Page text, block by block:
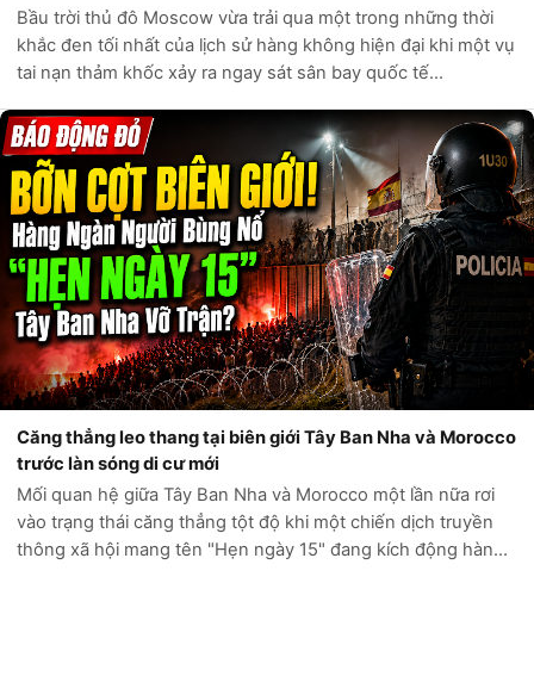
Bầu trời thủ đô Moscow vừa trải qua một trong những thời
khắc đen tối nhất của lịch sử hàng không hiện đại khi một vụ
tai nạn thảm khốc xảy ra ngay sát sân bay quốc tế
hệ thống phòng không của N...
Căng thẳng leo thang tại biên giới Tây Ban Nha và Morocco
trước làn sóng di cư mới
Mối quan hệ giữa Tây Ban Nha và Morocco một lần nữa rơi
vào trạng thái căng thẳng tột độ khi một chiến dịch truyền
thông xã hội mang tên "Hẹn ngày 15" đang kích động hàng